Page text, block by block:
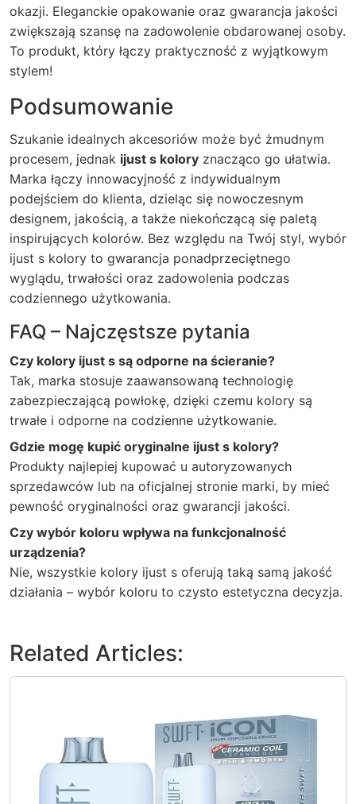
okazji. Eleganckie opakowanie oraz gwarancja jakości
zwiększają szansę na zadowolenie obdarowanej osoby.
To produkt, który łączy praktyczność z wyjątkowym
stylem!
Podsumowanie
Szukanie idealnych akcesoriów może być żmudnym
procesem, jednak ijust s kolory znacząco go ułatwia.
Marka łączy innowacyjność z indywidualnym
podejściem do klienta, dzieląc się nowoczesnym
designem, jakością, a także niekończącą się paletą
inspirujących kolorów. Bez względu na Twój styl, wybór
ijust s kolory to gwarancja ponadprzeciętnego
wyglądu, trwałości oraz zadowolenia podczas
codziennego użytkowania.
FAQ – Najczęstsze pytania
Czy kolory ijust s są odporne na ścieranie?
Tak, marka stosuje zaawansowaną technologię
zabezpieczającą powłokę, dzięki czemu kolory są
trwałe i odporne na codzienne użytkowanie.
Gdzie mogę kupić oryginalne ijust s kolory?
Produkty najlepiej kupować u autoryzowanych
sprzedawców lub na oficjalnej stronie marki, by mieć
pewność oryginalności oraz gwarancji jakości.
Czy wybór koloru wpływa na funkcjonalność
urządzenia?
Nie, wszystkie kolory ijust s oferują taką samą jakość
działania – wybór koloru to czysto estetyczna decyzja.
Related Articles: